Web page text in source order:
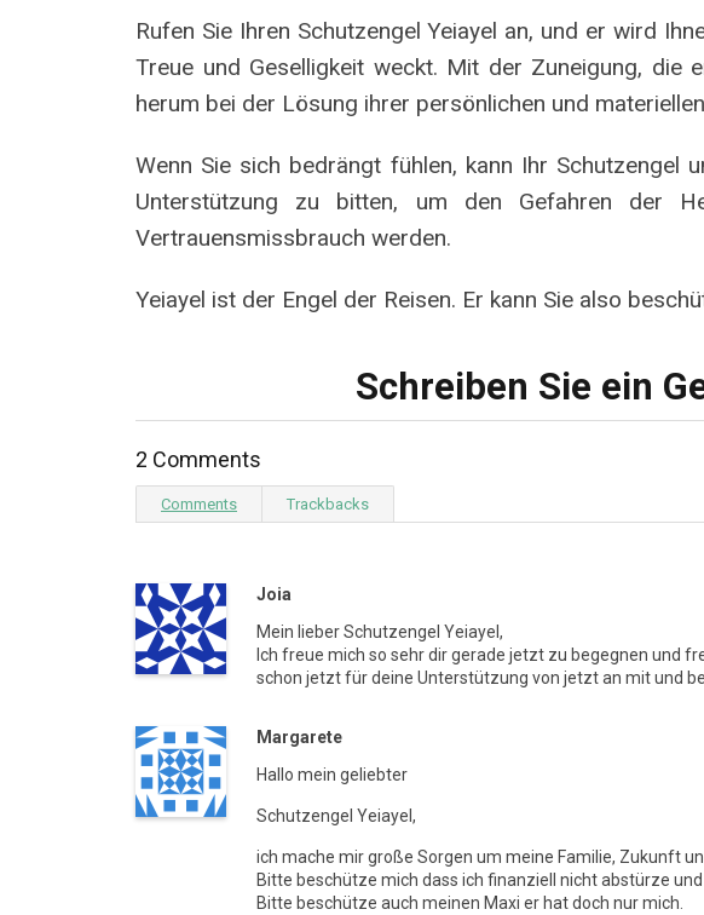
Rufen Sie Ihren Schutzengel Yeiayel an, und er wird
Treue und Geselligkeit weckt. Mit der Zuneigung, die
herum bei der Lösung ihrer persönlichen und
Wenn Sie sich bedrängt fühlen, kann Ihr Schutzengel
Unterstützung zu bitten, um den Gefahren der
Vertrauensmissbrauch werden.
Yeiayel ist der Engel der Reisen. Er kann Sie also
Schreiben Sie ein
2 Comments
Comments Trackbacks
Joia
Mein lieber Schutzengel Yeiayel,
Ich freue mich so sehr dir gerade jetzt zu begegnen und
schon jetzt für deine Unterstützung von jetzt an mit und
Margarete
Hallo mein geliebter
Schutzengel Yeiayel,
ich mache mir große Sorgen um meine Familie, Zukunft
Bitte beschütze mich dass ich finanziell nicht abstürze
Bitte beschütze auch meinen Maxi er hat doch nur mich.